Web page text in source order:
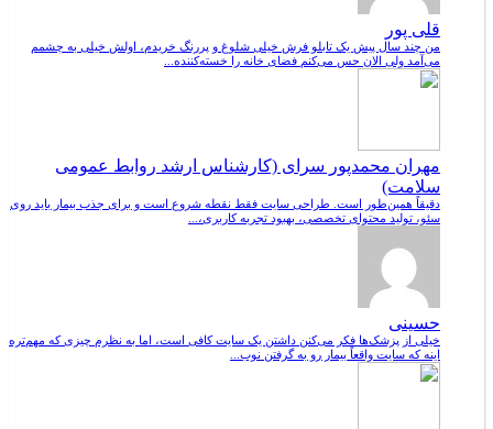
قلی پور
من چند سال پیش یک تابلو فرش خیلی شلوغ و پررنگ خریدم، اولش خیلی به چشمم
می‌آمد ولی الان حس می‌کنم فضای خانه را خسته‌کننده...
مهران محمدپور سرای (کارشناس ارشد روابط عمومی
سلامت)
دقیقاً همین‌طور است. طراحی سایت فقط نقطه شروع است و برای جذب بیمار باید روی
سئو، تولید محتوای تخصصی، بهبود تجربه کاربری،...
حسینی
خیلی از پزشک‌ها فکر می‌کنن داشتن یک سایت کافی است، اما به نظرم چیزی که مهم‌تره
اینه که سایت واقعاً بیمار رو به گرفتن نوب...